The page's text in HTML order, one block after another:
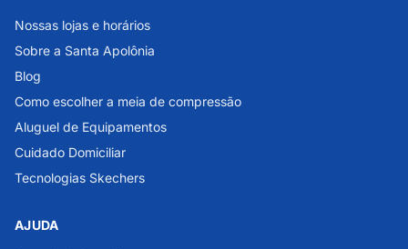
Nossas lojas e horários
Sobre a Santa Apolônia
Blog
Como escolher a meia de compressão
Aluguel de Equipamentos
Cuidado Domiciliar
Tecnologias Skechers
AJUDA